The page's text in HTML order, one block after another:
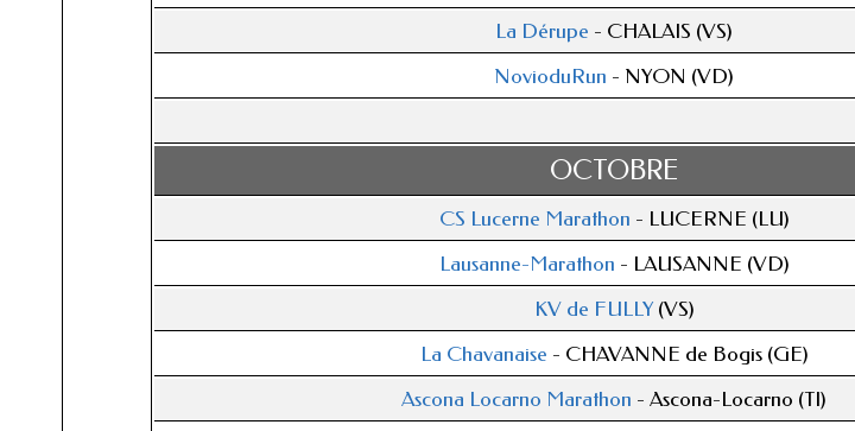
La Dérupe - CHALAIS (VS)
NovioduRun - NYON (VD)
OCTOBRE
CS Lucerne Marathon - LUCERNE (LU)
Lausanne-Marathon - LAUSANNE (VD)
KV de FULLY(VS)
La Chavanaise - CHAVANNE de Bogis (GE)
Ascona Locarno Marathon - Ascona-Locarno (TI)